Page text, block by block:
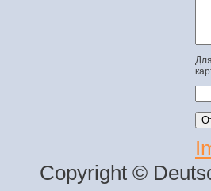
Copyright ©